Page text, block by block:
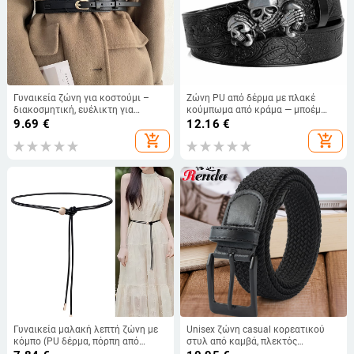
Γυναικεία ζώνη για κοστούμι –
διακοσμητική, ευέλικτη για
φορέματα και πλεκτά; PU δέρμα;
αγκράγα από κράμα; κούμπωμα με
ακίδα; στυλ All-match, Fashion OL,
9.69 €
add_shopping_cart
Ζώνη PU από δέρμα με πλακέ
κούμπωμα από κράμα — μποέμ
punk σχέδιο με κρανίο, P0521
12.16 €
add_shopping_cart
Γυναικεία μαλακή λεπτή ζώνη με
κόμπο (PU δέρμα, πόρπη από
Unisex ζώνη casual κορεατικού
στυλ από καμβά, πλεκτός